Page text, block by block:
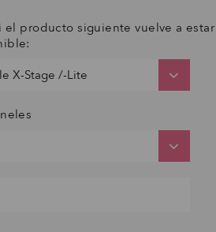
producto siguiente vuelve a estar